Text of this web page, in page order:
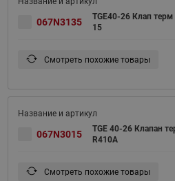
067N3135
TGE40-26 Клап терм
15
Смотреть похожие товары
067N3015
TGE 40-26 Клапан
R410A
Смотреть похожие товары